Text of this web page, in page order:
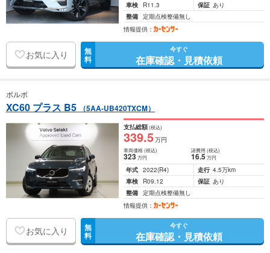
車検
R11.3 保証 あり
整備 定期点検整備無し
情報提供：
お気に入り 無
料
今すぐ
在庫確認・見積依頼
ボルボ
XC60 プラス B5 （5AA-UB420TXCM）
支払総額(税込)
339.5万円
車両価格(税込)
323万円
諸費用 (税込)
16.5 万円
年式 2022(R4) 走行 4.5万km
車検
R09.12 保証 あり
整備 定期点検整備無し
情報提供：
お気に入り 無
料
今すぐ
在庫確認・見積依頼